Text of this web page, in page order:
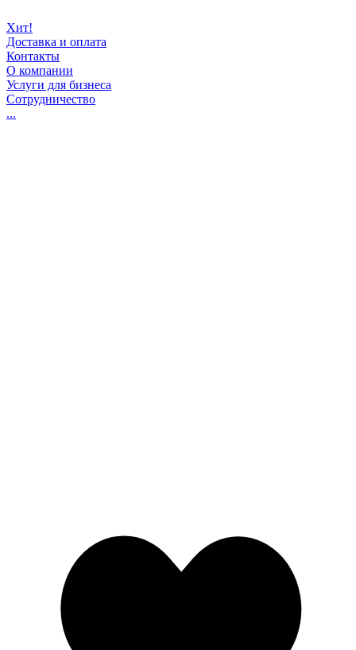
Хит!
Доставка и оплата
Контакты
О компании
Услуги для бизнеса
Сотрудничество
...